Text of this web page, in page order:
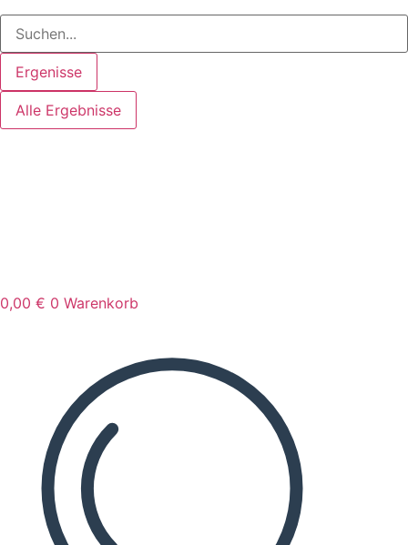
Ergenisse
Alle Ergebnisse
0,00 € 0 Warenkorb